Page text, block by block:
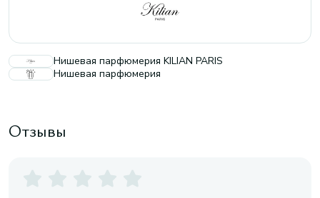
Нишевая парфюмерия KILIAN PARIS
Нишевая парфюмерия
Отзывы